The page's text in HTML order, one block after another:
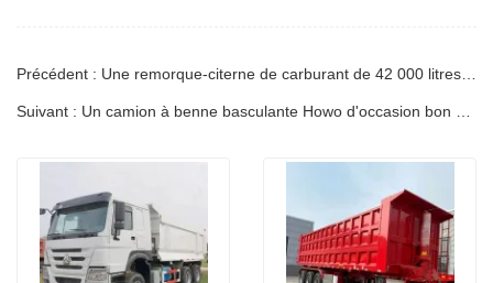
Précédent : Une remorque-citerne de carburant de 42 000 litres sera envoyée en Namibie
Suivant : Un camion à benne basculante Howo d'occasion bon marché sera envoyé en Guyane